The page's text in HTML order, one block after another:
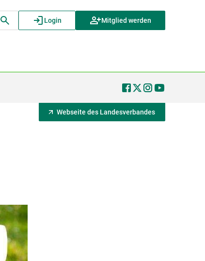
Login Mitglied werden
Webseite des Landesverbandes